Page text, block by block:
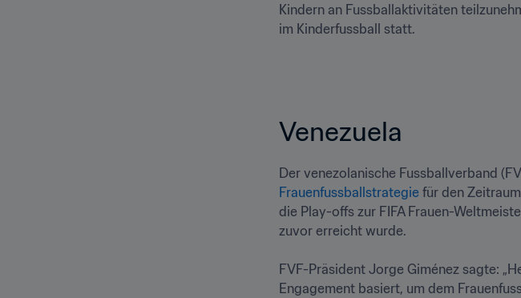
Kindern an Fussballaktivitäten
im Kinderfussball statt.
Venezuela
Frauenfussballstrategie für den
die Play-offs zur FIFA Frauen-
zuvor erreicht wurde.
FVF-Präsident Jorge Giménez sagte:
Engagement basiert, um dem